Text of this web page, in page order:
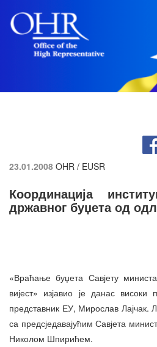
23.01.2008 OHR / EUSR
Координација
државног буџета од
«Враћање буџета Савјету
вијест» изјавио је данас високи
представник ЕУ, Мирослав Лајчак.
са предсједавајућим Савјета
Николом Шпирићем.